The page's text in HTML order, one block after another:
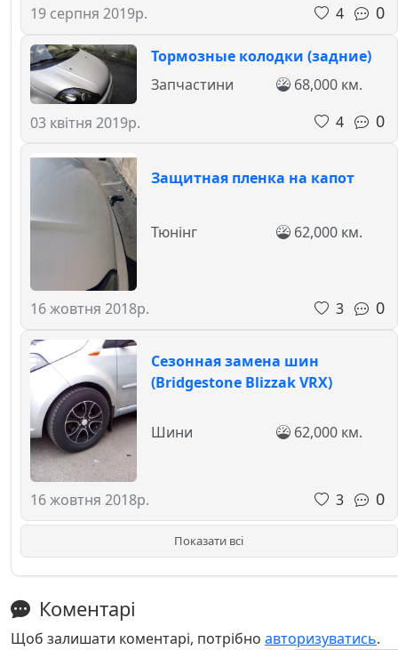
19 серпня 2019р. 4 0
Тормозные колодки (задние)
03 квітня 2019р.
Запчастини
68,000 км.
4
0
Защитная пленка на капот
16 жовтня 2018р.
Тюнінг 62,000 км.
3 0
Сезонная замена шин
(Bridgestone Blizzak VRX)
16 жовтня 2018р.
Шини 62,000 км.
3 0
Показати всі
Коментарі
Щоб залишати коментарі, потрібно авторизуватись.